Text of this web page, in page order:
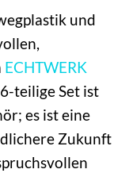
und
ECHTWERK
teilige Set ist
es ist eine
Zukunft